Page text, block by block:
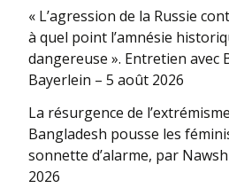
« L’agression de la Russie
à quel point l’amnésie
dangereuse ». Entretien avec
Bayerlein – 5 août 2026
La résurgence de
Bangladesh pousse les
sonnette d’alarme, par
2026